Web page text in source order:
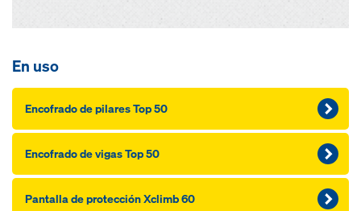
En uso
Encofrado de pilares Top 50
Encofrado de vigas Top 50
Pantalla de protección Xclimb 60